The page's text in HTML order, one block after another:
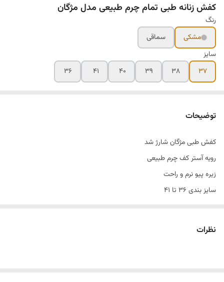
کفش زنانه طبی تمام چرم طبیعی مدل مژگان
رنگ
مشکی
سماقی
سایز
۳۷
۳۸ ۳۹ ۴۰ ۴۱ ۳۶
توضیحات
کفش طبی مژگان شارژ شد
رویه آستر کف چرم طبیعی
زیره پیو نرم و راحت
سایز بندی ۳۶ تا ۴۱
نظرات